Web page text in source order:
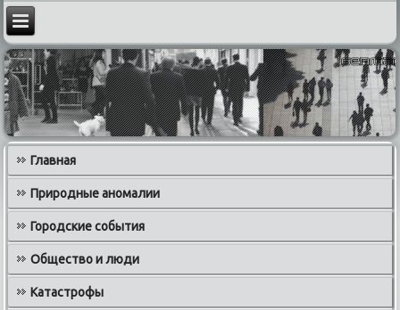
Главная
Природные аномалии
Городские события
Общество и люди
Катастрофы